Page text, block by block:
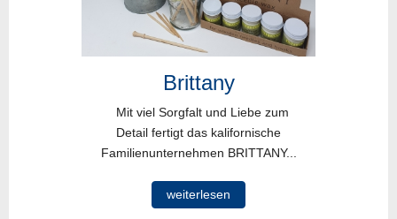
Brittany
Mit viel Sorgfalt und Liebe zum
Detail fertigt das kalifornische
Familienunternehmen BRITTANY...
weiterlesen